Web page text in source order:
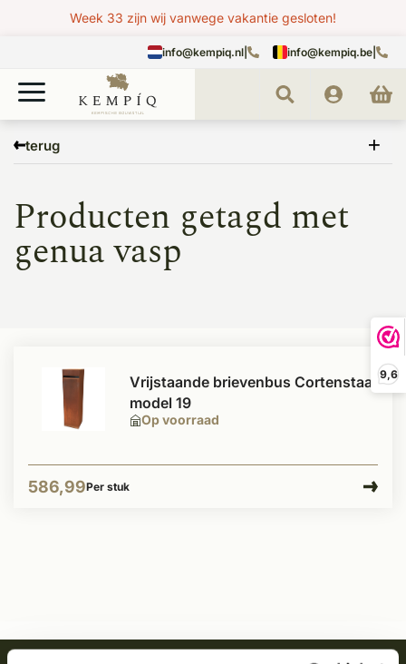
9,6
Week 33 zijn wij vanwege vakantie gesloten!
info@kempiq.nl info@kempiq.be
terug
genua vasp
Producten getagd met
genua vasp
Op voorraad
Vrijstaande brievenbus Cortenstaal
model 19
586,99Per stuk